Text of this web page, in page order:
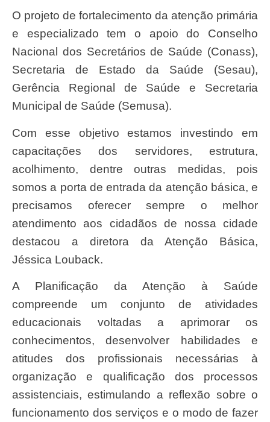
O projeto de fortalecimento da atenção primária
e especializado tem o apoio do Conselho
Nacional dos Secretários de Saúde (Conass),
Secretaria de Estado da Saúde (Sesau),
Gerência Regional de Saúde e Secretaria
Municipal de Saúde (Semusa).
Com esse objetivo estamos investindo em
capacitações dos servidores, estrutura,
acolhimento, dentre outras medidas, pois
somos a porta de entrada da atenção básica, e
precisamos oferecer sempre o melhor
atendimento aos cidadãos de nossa cidade
destacou a diretora da Atenção Básica,
Jéssica Louback.
A Planificação da Atenção à Saúde
compreende um conjunto de atividades
educacionais voltadas a aprimorar os
conhecimentos, desenvolver habilidades e
atitudes dos profissionais necessárias à
organização e qualificação dos processos
assistenciais, estimulando a reflexão sobre o
funcionamento dos serviços e o modo de fazer